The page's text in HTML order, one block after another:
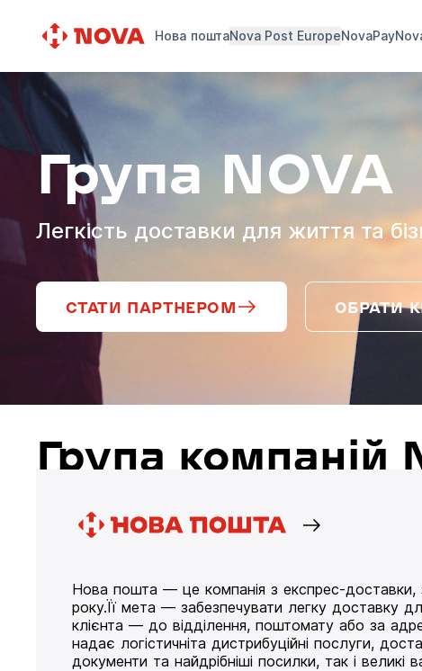
Нова поштаNova Post EuropeNovaPay
Група NOVA
Легкість доставки для життя та
СТАТИ ПАРТНЕРОМ ОБРАТИ
Група компаній
Нова пошта — це компанія з експрес-доставки,
року.Її мета — забезпечувати легку доставку
клієнта — до відділення, поштомату або за
надає логістичніта дистрибуційні послуги,
документи та найдрібніші посилки, так і великі